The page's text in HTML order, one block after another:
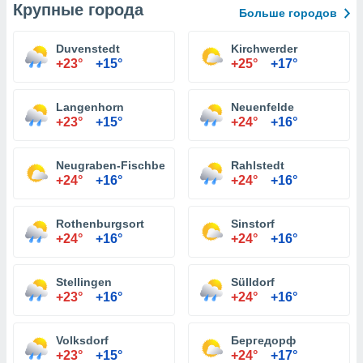
Крупные города Больше городов
Duvenstedt
+23° +15°
Kirchwerder
+25° +17°
Langenhorn
+23° +15°
Neuenfelde
+24° +16°
Neugraben-Fischbek
+24° +16°
Rahlstedt
+24° +16°
Rothenburgsort
+24° +16°
Sinstorf
+24° +16°
Stellingen
+23° +16°
Sülldorf
+24° +16°
Volksdorf
+23° +15°
Бергедорф
+24° +17°